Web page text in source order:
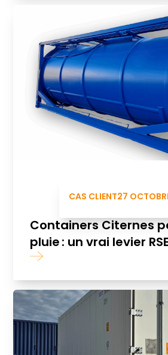
CAS CLIENT27
Containers Citernes
pluie : un vrai levier